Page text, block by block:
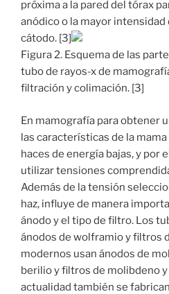
próxima a la pared del tórax
anódico o la mayor intensidad
cátodo. [3]
Figura 2. Esquema de las
tubo de rayos-x de
filtración y colimación. [3]
En mamografía para obtener
las características de la
haces de energía bajas, y por
utilizar tensiones
Además de la tensión
haz, influye de manera
ánodo y el tipo de filtro. Los
ánodos de wolframio y filtros
modernos usan ánodos de
berilio y filtros de molibdeno y
actualidad también se